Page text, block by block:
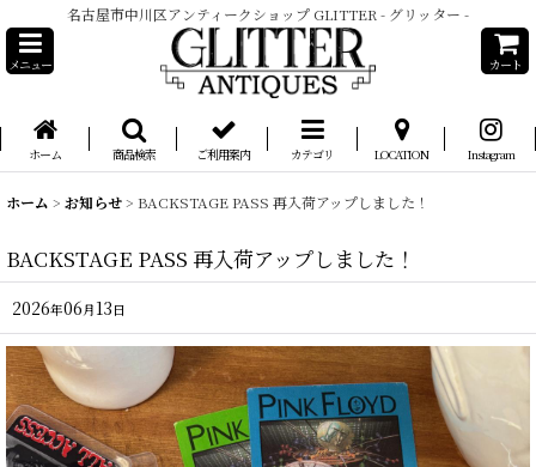
名古屋市中川区アンティークショップ GLITTER - グリッター -
メニュー カート
ホーム 商品検索 ご利用案内 カテゴリ LOCATION Instagram
ホーム > お知らせ> BACKSTAGE PASS 再入荷アップしました！
BACKSTAGE PASS 再入荷アップしました！
2026年06 月 13 日